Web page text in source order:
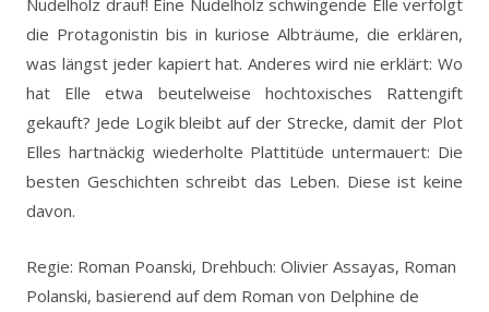
die Protagonistin bis in kuriose Albträume, die erklären,
was längst jeder kapiert hat. Anderes wird nie erklärt: Wo
hat Elle etwa beutelweise hochtoxisches Rattengift
gekauft? Jede Logik bleibt auf der Strecke, damit der Plot
Elles hartnäckig wiederholte Plattitüde untermauert: Die
besten Geschichten schreibt das Leben. Diese ist keine
davon.
Regie: Roman Poanski, Drehbuch: Olivier Assayas, Roman
Polanski, basierend auf dem Roman von Delphine de